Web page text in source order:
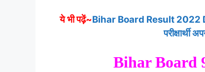
ये भी पढ़ें~Bihar Board Result 2022
परीक्षार्थी
Bihar Board